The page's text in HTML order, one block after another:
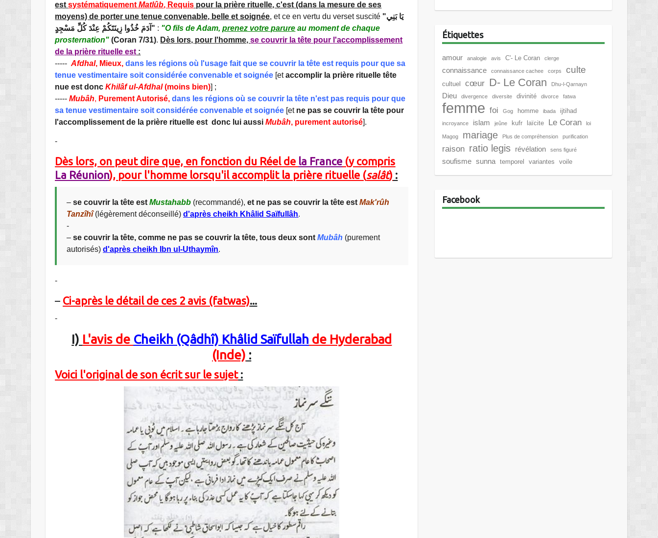
estsystématiquementMatlûb, Requis pour la prière rituelle, c'est (dans la mesure de ses
moyens) de porter une tenue convenable, belle et soignée, et ce en vertu du verset suscité "يَا بَنِي
آدَمَ خُذُوا زِينَتَكُمْ عِنْدَ كُلِّ مَسْجِدٍ" : "O fils de Adam,prenez votre parure au moment de chaque
prosternation" (Coran 7/31). Dès lors, pour l'homme,se couvrir la tête pour l'accomplissement
de la prière rituelle est :
-----Afdhal, Mieux, dans les régions où l'usage fait que se couvrir la tête est requis pour que sa
tenue vestimentaire soit considérée convenable et soignée [etaccomplir la prière rituelle tête
nue est doncKhilâf ul-Afdhal(moins bien)] ;
-----Mubâh, Purement Autorisé,dans les régions où se couvrir la tête n'est pas requis pour que
sa tenue vestimentaire soit considérée convenable et soignée [et ne pas se couvrir la tête pour
l'accomplissement de la prière rituelle est donc lui aussiMubâh, purement autorisé].
-
Dès lors, on peut dire que, en fonction du Réel de la France (y compris
La Réunion), pour l'homme lorsqu'il accomplit la prière rituelle (salât) :
–se couvrir la tête estMustahabb (recommandé),et ne pas se couvrir la tête est Mak'rûh
Tanzîhî(légèrement déconseillé) d'après cheikh Khâlid Saïfullâh.
-
–se couvrir la tête, comme ne pas se couvrir la tête, tous deux sont Mubâh (purement
autorisés)d'après cheikh Ibn ul-Uthaymîn.
-
– Ci-après le détail de ces 2 avis (fatwas)...
-
I) L'avis de Cheikh (Qâdhî) Khâlid Saïfullah de Hyderabad
(Inde) :
Voici l'original de son écrit sur le sujet:
Étiquettes
amour analogie avis C'- Le Coran clerge
connaissance connaissance cachee corps culte
cultuel cœur D- Le Coran Dhu-l-Qarnayn
Dieu divergence diversite divinité divorce fatwa
femme foi Gog homme ibada ijtihad
incroyance islam jeûne kufr laïcite Le Coran loi
Magog mariage Plus de compréhension purification
raison ratio legis révélation sens figuré
soufisme sunna temporel variantes voile
Facebook